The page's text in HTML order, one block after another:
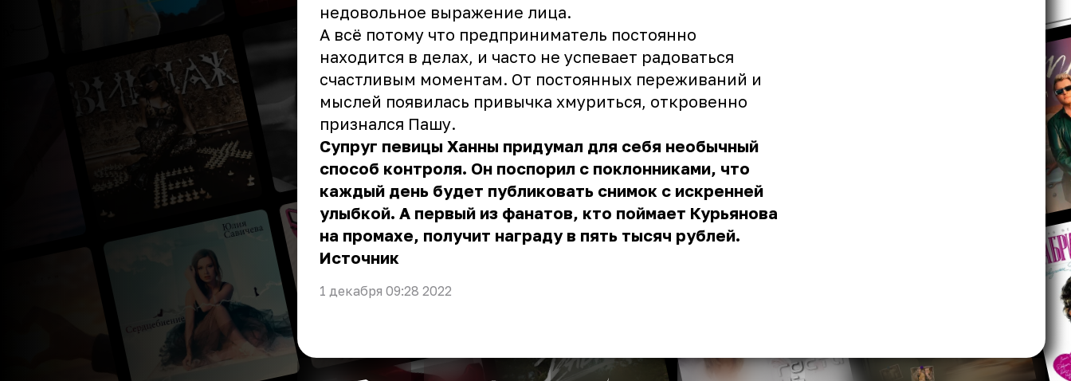
недовольное выражение лица.
А всё потому что предприниматель постоянно
находится в делах, и часто не успевает радоваться
счастливым моментам. От постоянных переживаний и
мыслей появилась привычка хмуриться, откровенно
признался Пашу.
Супруг певицы Ханны придумал для себя необычный
способ контроля. Он поспорил с поклонниками, что
каждый день будет публиковать снимок с искренней
улыбкой. А первый из фанатов, кто поймает Курьянова
на промахе, получит награду в пять тысяч рублей.
Источник
1 декабря 09:28 2022